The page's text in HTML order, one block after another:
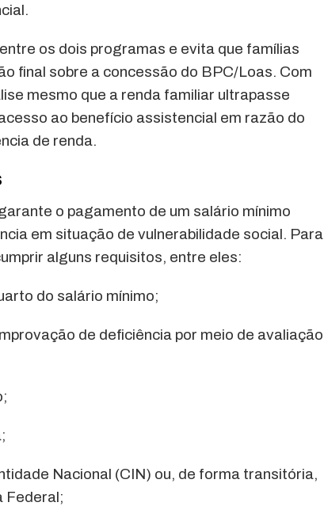
os dois programas e evita que famílias
final sobre a concessão do BPC/Loas. Com
mesmo que a renda familiar ultrapasse
ao benefício assistencial em razão do
de renda.
o pagamento de um salário mínimo
em situação de vulnerabilidade social. Para
alguns requisitos, entre eles:
do salário mínimo;
de deficiência por meio de avaliação
Nacional (CIN) ou, de forma transitória,
Federal;